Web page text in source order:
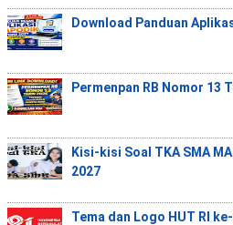
Download Panduan
Permenpan RB Nomor 13
Kisi-kisi Soal TKA SMA
2027
Tema dan Logo HUT RI